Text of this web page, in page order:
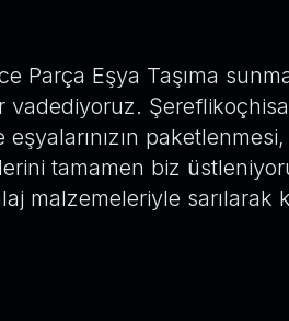
Parça Eşya Taşıma
vadediyoruz.
eşyalarınızın
tamamen biz
malzemeleriyle sarılarak